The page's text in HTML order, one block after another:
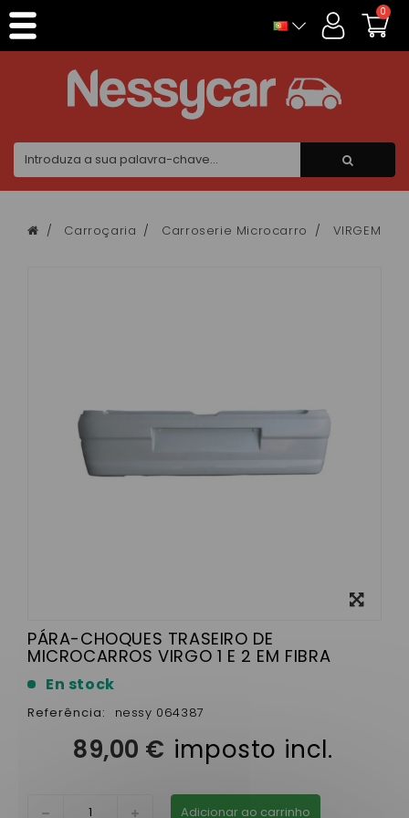
0
Carroçaria Carroserie Microcarro VIRGEM 1 /
PÁRA-CHOQUES TRASEIRO DE
MICROCARROS VIRGO 1 E 2 EM FIBRA
En stock
Referência: nessy 064387
89,00 € imposto incl.
Adicionar ao carrinho
Painel de Gerenciamento de Cookies